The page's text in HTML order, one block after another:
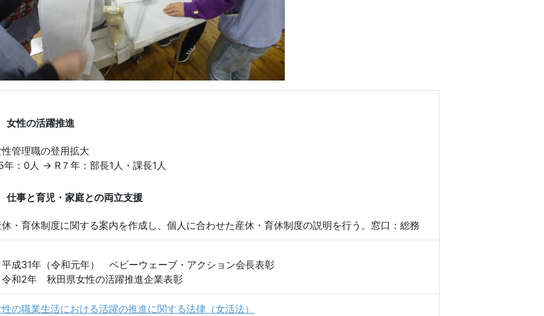
女性の活躍推進
管理職の登用拡大
年：0人 → R７年：部長1人・課長1人
仕事と育児・家庭との両立支援
・育休制度に関する案内を作成し、個人に合わせた産休・育休制度の説明を行う。窓口：総務
成31年（令和元年） ベビーウェーブ・アクション会長表彰
令和2年 秋田県女性の活躍推進企業表彰
の職業生活における活躍の推進に関する法律（女活法）